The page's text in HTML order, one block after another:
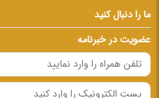
ما را دنبال کنید
عضویت در خبرنامه